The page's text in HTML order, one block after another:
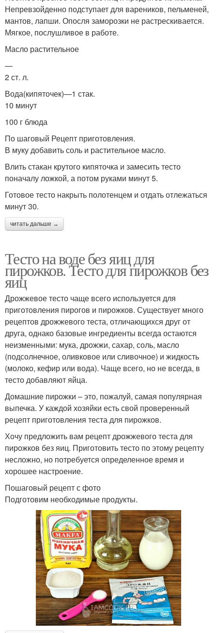
Непревзойденно подступает для вареников, пельменей,
мантов, лапши. Опосля заморозки не растрескивается.
Мягкое, послушливое в работе.
Масло растительное
—
2 ст. л.
Вода(кипяточек)—1 стак.
10 минут
100 г блюда
По шаговый Рецепт приготовления.
В муку добавить соль и растительное масло.
Влить стакан крутого кипяточка и замесить тесто
поначалу ложкой, а потом руками минут 5.
Готовое тесто накрыть полотенцем и отдать отлежаться
минут 30.
читать дальше →
Тесто на воде без яиц для
пирожков. Тесто для пирожков без
яиц
Дрожжевое тесто чаще всего используется для
приготовления пирогов и пирожков. Существует много
рецептов дрожжевого теста, отличающихся друг от
друга, однако базовые ингредиенты всегда остаются
неизменными: мука, дрожжи, сахар, соль, масло
(подсолнечное, оливковое или сливочное) и жидкость
(молоко, кефир или вода). Чаще всего, но не всегда, в
тесто добавляют яйца.
Домашние пирожки – это, пожалуй, самая популярная
выпечка. У каждой хозяйки есть свой проверенный
рецепт приготовления теста для пирожков.
Хочу предложить вам рецепт дрожжевого теста для
пирожков без яиц. Приготовить тесто по этому рецепту
несложно, но потребуется определенное время и
хорошее настроение.
Пошаговый рецепт с фото
Подготовим необходимые продукты.